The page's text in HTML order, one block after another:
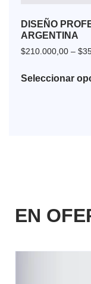
DISEÑO
ARGENTINA
$210.000,00 – $
Seleccionar
EN